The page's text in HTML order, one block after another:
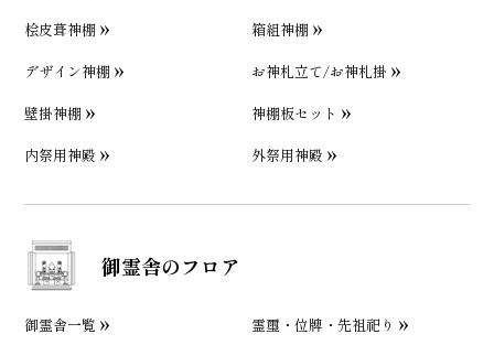
桧皮葺神棚
箱組神棚
デザイン神棚
お神札立て/お神札掛
壁掛神棚
神棚板セット
内祭用神殿
外祭用神殿
御霊舎のフロア
御霊舎一覧 霊璽・位牌・先祖祀り